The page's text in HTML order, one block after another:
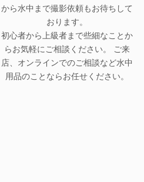
から水中まで撮影依頼もお待ちして
おります。
初心者から上級者まで些細なことか
らお気軽にご相談ください。 ご来
店、オンラインでのご相談など水中
用品のことならお任せください。